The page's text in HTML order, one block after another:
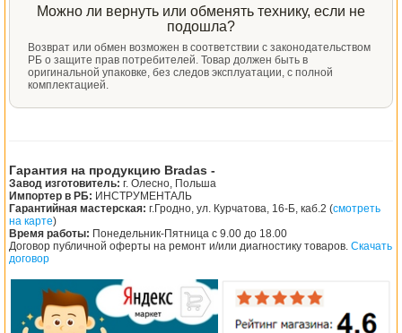
Можно ли вернуть или обменять технику, если не
подошла?
Возврат или обмен возможен в соответствии с законодательством
РБ о защите прав потребителей. Товар должен быть в
оригинальной упаковке, без следов эксплуатации, с полной
комплектацией.
Гарантия на продукцию Bradas -
Завод изготовитель: г. Олесно, Польша
Импортер в РБ: ИНСТРУМЕНТАЛЬ
Гарантийная мастерская: г.Гродно, ул. Курчатова, 16-Б, каб.2 (смотреть
на карте)
Время работы: Понедельник-Пятница с 9.00 до 18.00
Договор публичной оферты на ремонт и/или диагностику товаров. Скачать
договор